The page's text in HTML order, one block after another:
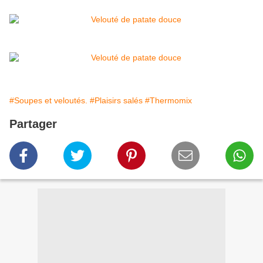
#Soupes et veloutés. #Plaisirs salés #Thermomix
Partager